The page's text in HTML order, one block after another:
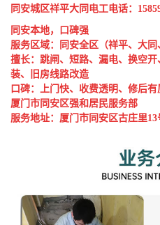
同安城区祥平大同电工电话：
同安本地，口碑强
服务区域：同安全区（祥平、大同
擅长：跳闸、短路、漏电、换空
装、旧房线路改造
口碑：上门快、收费透明、修后有
厦门市同安区强和居民服务部
服务地址：厦门市同安区古庄里13